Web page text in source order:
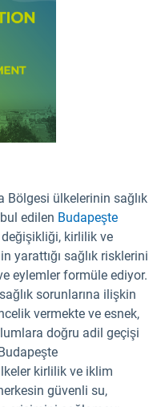
Bölgesi ülkelerinin sağlık
edilen Budapeşte
kirlilik ve
yarattığı sağlık risklerini
eylemler formüle ediyor.
sorunlarına ilişkin
vermekte ve esnek,
doğru adil geçişi
kirlilik ve iklim
güvenli su,